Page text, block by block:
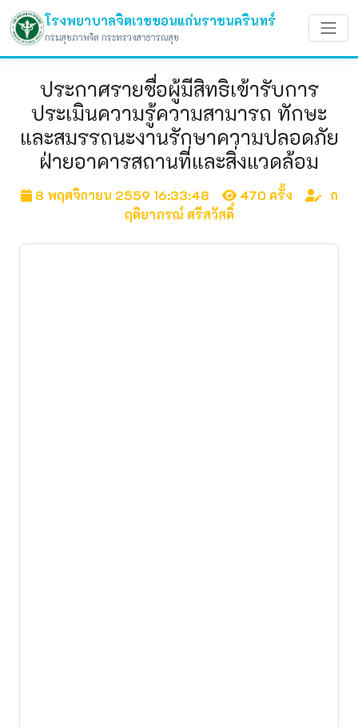
โรงพยาบาลจิตเวชขอนแก่นราชนครินทร์
กรมสุขภาพจิต กระทรวงสาธารณสุข
ประกาศรายชื่อผู้มีสิทธิเข้ารับการ
ประเมินความรู้ความสามารถ ทักษะ
และสมรรถนะงานรักษาความปลอดภัย
ฝ่ายอาคารสถานที่และสิ่งแวดล้อม
8 พฤศจิกายน 2559 16:33:48 470 ครั้ง
ก
ฤติยาภรณ์ ศรีสวัสดิ์